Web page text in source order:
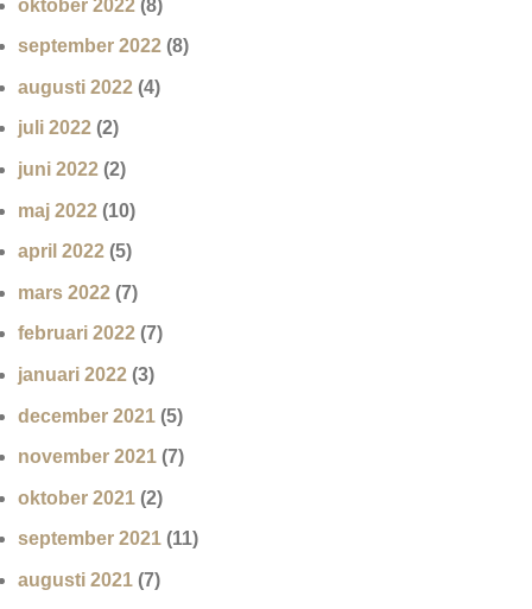
oktober 2022 (8)
september 2022 (8)
augusti 2022 (4)
juli 2022 (2)
juni 2022 (2)
maj 2022 (10)
april 2022 (5)
mars 2022 (7)
februari 2022 (7)
januari 2022 (3)
december 2021 (5)
november 2021 (7)
oktober 2021 (2)
september 2021 (11)
augusti 2021 (7)